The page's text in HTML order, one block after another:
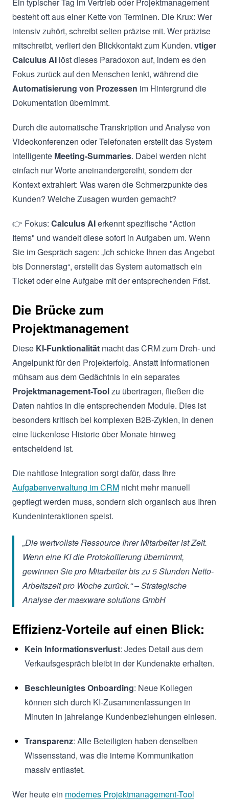
besteht oft aus einer Kette von Terminen. Die Krux: Wer
intensiv zuhört, schreibt selten präzise mit. Wer präzise
mitschreibt, verliert den Blickkontakt zum Kunden. vtiger
Calculus AI löst dieses Paradoxon auf, indem es den
Fokus zurück auf den Menschen lenkt, während die
Automatisierung von Prozessen im Hintergrund die
Dokumentation übernimmt.
Durch die automatische Transkription und Analyse von
Videokonferenzen oder Telefonaten erstellt das System
intelligente Meeting-Summaries. Dabei werden nicht
einfach nur Worte aneinandergereiht, sondern der
Kontext extrahiert: Was waren die Schmerzpunkte des
Kunden? Welche Zusagen wurden gemacht?
👉 Fokus: Calculus AIerkennt spezifische "Action
Items" und wandelt diese sofort in Aufgaben um. Wenn
Sie im Gespräch sagen: „Ich schicke Ihnen das Angebot
bis Donnerstag“, erstellt das System automatisch ein
Ticket oder eine Aufgabe mit der entsprechenden Frist.
Die Brücke zum
Projektmanagement
Diese KI-Funktionalität macht das CRM zum Dreh- und
Angelpunkt für den Projekterfolg. Anstatt Informationen
mühsam aus dem Gedächtnis in ein separates
Projektmanagement-Toolzu übertragen, fließen die
Daten nahtlos in die entsprechenden Module. Dies ist
besonders kritisch bei komplexen B2B-Zyklen, in denen
eine lückenlose Historie über Monate hinweg
entscheidend ist.
Die nahtlose Integration sorgt dafür, dass Ihre
Aufgabenverwaltung im CRM nicht mehr manuell
gepflegt werden muss, sondern sich organisch aus Ihren
Kundeninteraktionen speist.
„Die wertvollste Ressource Ihrer Mitarbeiter ist Zeit.
Wenn eine KI die Protokollierung übernimmt,
gewinnen Sie pro Mitarbeiter bis zu 5 Stunden Netto-
Arbeitszeit pro Woche zurück.“ – Strategische
Analyse der maexware solutions GmbH
Effizienz-Vorteile auf einen Blick:
Kein Informationsverlust: Jedes Detail aus dem
Verkaufsgespräch bleibt in der Kundenakte erhalten.
Beschleunigtes Onboarding: Neue Kollegen
können sich durch KI-Zusammenfassungen in
Minuten in jahrelange Kundenbeziehungen einlesen.
Transparenz: Alle Beteiligten haben denselben
Wissensstand, was die interne Kommunikation
massiv entlastet.
Wer heute ein modernes Projektmanagement-Tool